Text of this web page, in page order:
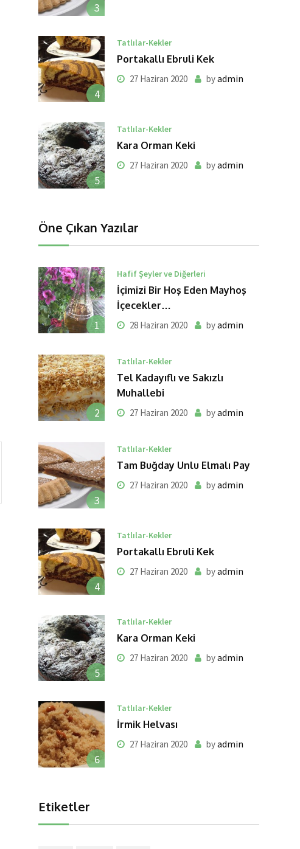
3
4
Tatlılar-Kekler
Portakallı Ebruli Kek
27 Haziran 2020 byadmin
5
Tatlılar-Kekler
Kara Orman Keki
27 Haziran 2020 byadmin
Öne Çıkan Yazılar
1
Hafif Şeyler ve Diğerleri
İçimizi Bir Hoş Eden Mayhoş
İçecekler…
28 Haziran 2020 byadmin
2
Tatlılar-Kekler
Tel Kadayıflı ve Sakızlı
Muhallebi
27 Haziran 2020 byadmin
3
Tatlılar-Kekler
Tam Buğday Unlu Elmalı Pay
27 Haziran 2020 byadmin
4
Tatlılar-Kekler
Portakallı Ebruli Kek
27 Haziran 2020 byadmin
5
Tatlılar-Kekler
Kara Orman Keki
27 Haziran 2020 byadmin
6
Tatlılar-Kekler
İrmik Helvası
27 Haziran 2020 byadmin
Etiketler